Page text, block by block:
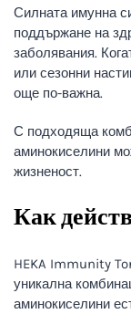
Силната имунна
поддържане на
заболявания.
или сезонни
още по-важна.
С подходяща
аминокиселини
жизненост.
Как
HEKA Immunity
уникална
аминокиселини